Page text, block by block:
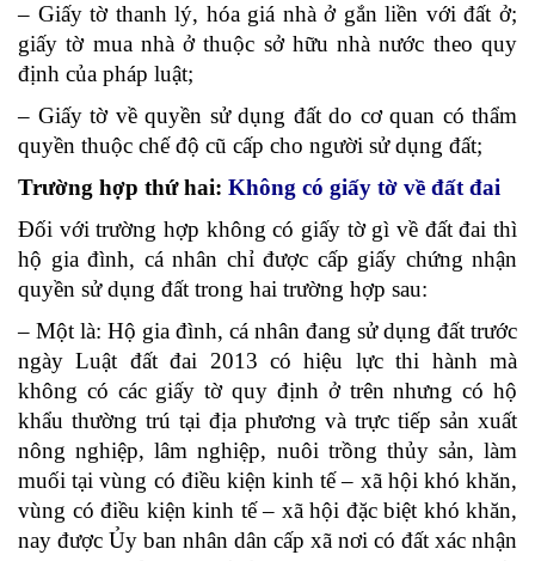
– Giấy tờ thanh lý, hóa giá nhà ở gắn liền với đất ở;
giấy tờ mua nhà ở thuộc sở hữu nhà nước theo quy
định của pháp luật;
– Giấy tờ về quyền sử dụng đất do cơ quan có thẩm
quyền thuộc chế độ cũ cấp cho người sử dụng đất;
Trường hợp thứ hai: Không có giấy tờ về đất đai
Đối với trường hợp không có giấy tờ gì về đất đai thì
hộ gia đình, cá nhân chỉ được cấp giấy chứng nhận
quyền sử dụng đất trong hai trường hợp sau:
– Một là: Hộ gia đình, cá nhân đang sử dụng đất trước
ngày Luật đất đai 2013 có hiệu lực thi hành mà
không có các giấy tờ quy định ở trên nhưng có hộ
khẩu thường trú tại địa phương và trực tiếp sản xuất
nông nghiệp, lâm nghiệp, nuôi trồng thủy sản, làm
muối tại vùng có điều kiện kinh tế – xã hội khó khăn,
vùng có điều kiện kinh tế – xã hội đặc biệt khó khăn,
nay được Ủy ban nhân dân cấp xã nơi có đất xác nhận